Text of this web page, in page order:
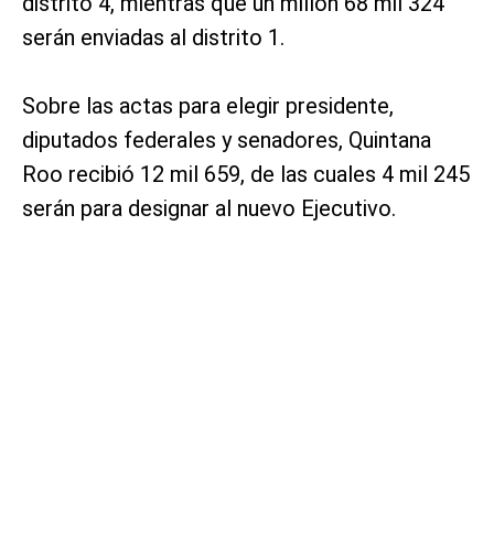
serán enviadas al distrito 1.
Sobre las actas para elegir presidente,
diputados federales y senadores, Quintana
Roo recibió 12 mil 659, de las cuales 4 mil 245
serán para designar al nuevo Ejecutivo.